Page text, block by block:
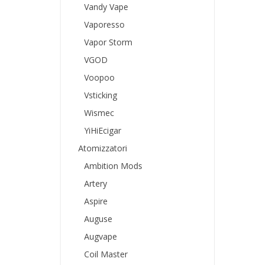
Vandy Vape
Vaporesso
Vapor Storm
VGOD
Voopoo
Vsticking
Wismec
YiHiEcigar
Atomizzatori
Ambition Mods
Artery
Aspire
Auguse
Augvape
Coil Master